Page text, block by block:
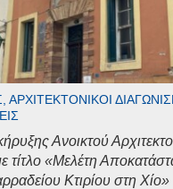
ΑΡΧΙΤΕΚΤΟΝΙΚΟΊ
Ανοικτού
τίτλο «Μελέτη
Κτιρίου στη Χίο»